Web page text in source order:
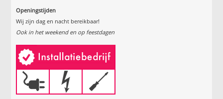
Openingstijden
Wij zijn dag en nacht bereikbaar!
Ook in het weekend en op feestdagen